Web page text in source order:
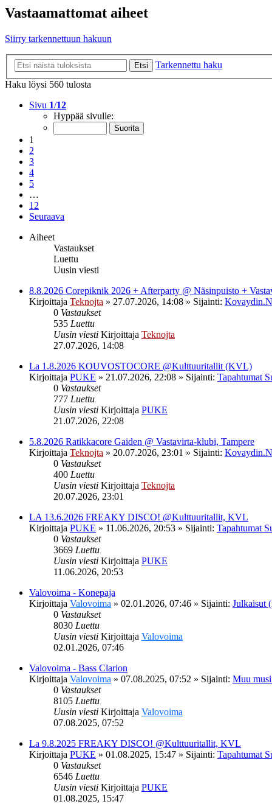
Vastaamattomat aiheet
Siirry tarkennettuun hakuun
Etsi
Tarkennettu haku
Haku löysi 560 tulosta
Sivu 1/12
Hyppää sivulle:
1
2
3
4
5
…
12
Seuraava
Aiheet
Vastaukset
Luettu
Uusin viesti
8.8.2026 Corepiknik 2026 + Afterparty @ Näsinpuisto +
Kirjoittaja Teknojta » 27.07.2026, 14:08 » Sijainti:
0 Vastaukset
535 Luettu
Uusin viesti Kirjoittaja Teknojta
27.07.2026, 14:08
La 1.8.2026 KOUVOSTOCORE @Kulttuuritallit (KVL)
Kirjoittaja PUKE » 21.07.2026, 22:08 » Sijainti: Tapahtumat
0 Vastaukset
777 Luettu
Uusin viesti Kirjoittaja PUKE
21.07.2026, 22:08
5.8.2026 Ratikkacore Gaiden @ Vastavirta-klubi, Tampere
Kirjoittaja Teknojta » 20.07.2026, 23:01 » Sijainti:
0 Vastaukset
400 Luettu
Uusin viesti Kirjoittaja Teknojta
20.07.2026, 23:01
LA 13.6.2026 FREAKY DISCO! @Kulttuuritallit, KVL
Kirjoittaja PUKE » 11.06.2026, 20:53 » Sijainti: Tapahtumat
0 Vastaukset
3669 Luettu
Uusin viesti Kirjoittaja PUKE
11.06.2026, 20:53
Valovoima - Konepaja
Kirjoittaja Valovoima » 02.01.2026, 07:46 » Sijainti: Julkaisut
0 Vastaukset
8030 Luettu
Uusin viesti Kirjoittaja Valovoima
02.01.2026, 07:46
Valovoima - Bass Clarion
Kirjoittaja Valovoima » 07.08.2025, 07:52 » Sijainti: Muu
0 Vastaukset
8105 Luettu
Uusin viesti Kirjoittaja Valovoima
07.08.2025, 07:52
La 9.8.2025 FREAKY DISCO! @Kulttuuritallit, KVL
Kirjoittaja PUKE » 01.08.2025, 15:47 » Sijainti: Tapahtumat
0 Vastaukset
6546 Luettu
Uusin viesti Kirjoittaja PUKE
01.08.2025, 15:47